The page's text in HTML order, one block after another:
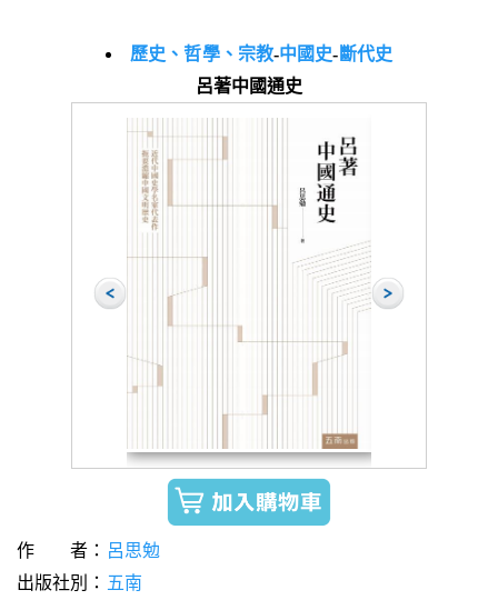
歷史、哲學、宗教-中國史- 斷代史
呂著中國通史
作 者： 呂思勉
出版社別： 五南